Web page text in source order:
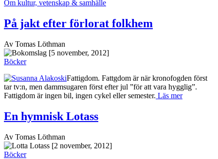
Om kultur, vetenskap & samhälle
På jakt efter förlorat folkhem
Av Tomas Löthman
[5 november, 2012]
Böcker
Fattigdom. Fattgdom är när kronofogden först
tar tv:n, men dammsugaren först efter jul ”för att vara hygglig”.
Fattigdom är ingen bil, ingen cykel eller semester. Läs mer
En hymnisk Lotass
Av Tomas Löthman
[2 november, 2012]
Böcker